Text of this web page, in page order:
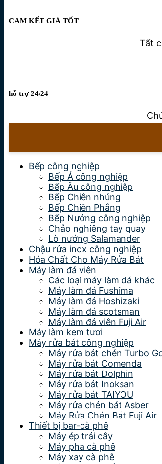
CAM KẾT GIÁ TỐT
Tất
hỗ trợ 24/24
Bếp công nghiệp
Bếp Á công nghiệp
Bếp Âu công nghiệp
Bếp Chiên nhúng
Bếp Chiên Phẳng
Bếp Nướng công nghiệp
Chảo nghiêng tay quay
Lò nướng Salamander
Chậu rửa inox công nghiệp
Hóa Chất Cho Máy Rửa Bát
Máy làm đá viên
Các loại máy làm đá khác
Máy làm đá Fushima
Máy làm đá Hoshizaki
Máy làm đá scotsman
Máy làm đá viên Fuji Air
Máy làm kem tươi
Máy rửa bát công nghiệp
Máy rửa bát chén Turbo
Máy rửa bát Comenda
Máy rửa bát Dolphin
Máy rửa bát Inoksan
Máy rửa bát TAIYOU
Máy rửa chén bát Asber
Máy Rửa Chén Bát Fuji Air
Thiết bị bar-cà phê
Máy ép trái cây
Máy pha cà phê
Máy xay cà phê